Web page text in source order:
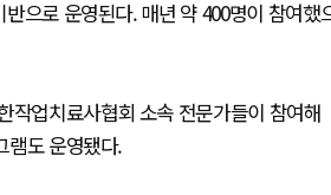
으로 운영된다. 매년 약 400명이 참여했
작업치료사협회 소속 전문가들이 참여해
램도 운영됐다.